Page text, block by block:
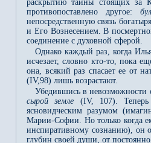
раскрытию тайны стоящих за
противопоставлено другое:
непосредственную связь
и Его Вознесением. В
соединение с духовной сферой.
Однако каждый раз, когда
исчезает, словно кто-то, пока
она, всякий раз спасает ее от
(IV,98) лишь возрастают.
Убедившись в невозможности
сырой земле (IV, 107). Теперь
ясновидческим разумом
Марии-Софии. Но только когда
инспиративному сознанию), он
глубин своей души, от